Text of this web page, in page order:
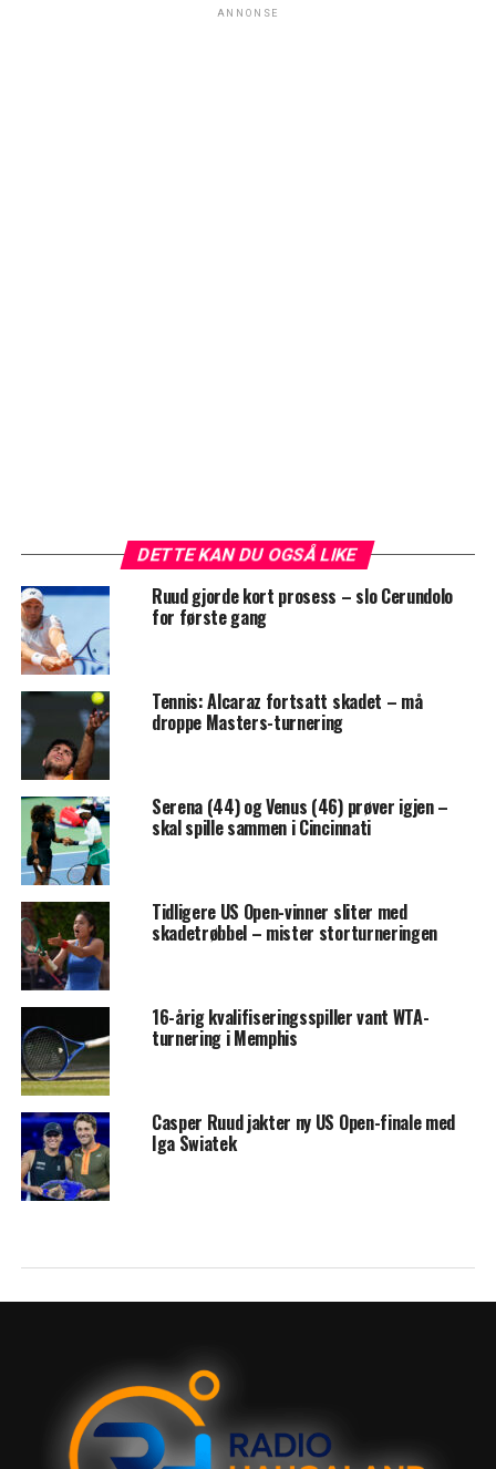
ANNONSE
DETTE KAN DU OGSÅ LIKE
Ruud gjorde kort prosess – slo Cerundolo
for første gang
Tennis: Alcaraz fortsatt skadet – må
droppe Masters-turnering
Serena (44) og Venus (46) prøver igjen –
skal spille sammen i Cincinnati
Tidligere US Open-vinner sliter med
skadetrøbbel – mister storturneringen
16-årig kvalifiseringsspiller vant WTA-
turnering i Memphis
Casper Ruud jakter ny US Open-finale med
Iga Swiatek